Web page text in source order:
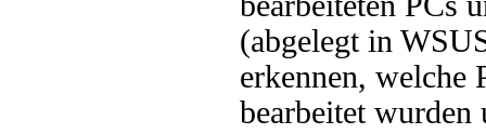
(abgelegt in
erkennen, welche
bearbeitet wurden